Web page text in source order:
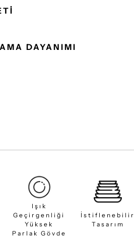
DAYANIMI
Işık
Geçirgenliği
Yüksek
Parlak Gövde
İstiflenebilir
Tasarım